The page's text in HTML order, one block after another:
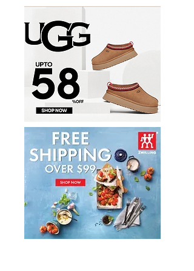
20+28寸 黑色拉杆行李箱2
件套1.7折